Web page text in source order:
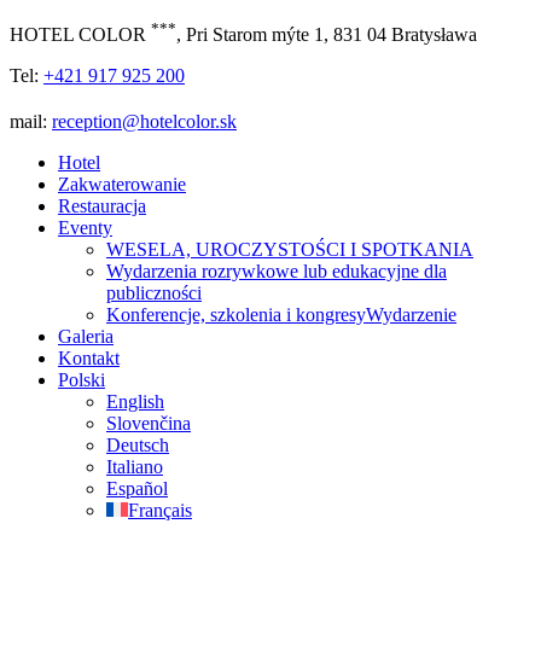
HOTEL COLOR ***, Pri Starom mýte 1, 831 04 Bratysława
Tel: +421 917 925 200
mail: reception@hotelcolor.sk
Hotel
Zakwaterowanie
Restauracja
Eventy
WESELA, UROCZYSTOŚCI I SPOTKANIA
Wydarzenia rozrywkowe lub edukacyjne dla
publiczności
Konferencje, szkolenia i kongresyWydarzenie
Galeria
Kontakt
Polski
English
Slovenčina
Deutsch
Italiano
Español
Français